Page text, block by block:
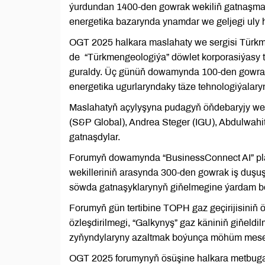
ýurdundan 1400-den gowrak wekiliň
energetika bazarynda ynamdar we geljegi uly
OGT 2025 halkara maslahaty we sergisi
de “Türkmengeologiýa” döwlet
guraldy. Üç günüň dowamynda 100-den
energetika ugurlaryndaky täze
Maslahatyň açylyşyna pudagyň öňdebaryjy
(S&P Global), Andrea Steger (IGU),
gatnaşdylar.
Forumyň dowamynda “BusinessConnect AI”
wekilleriniň arasynda 300-den gowrak iş
söwda gatnaşyklarynyň giňelmegine ýardam
Forumyň gün tertibine TOPH gaz geçirijisiniň
özleşdirilmegi, “Galkynyş” gaz käniniň
zyňyndylaryny azaltmak boýunça möhüm
OGT 2025 forumynyň ösüşine halkara